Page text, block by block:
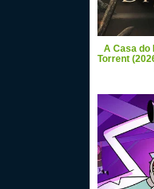
A Casa do
Torrent